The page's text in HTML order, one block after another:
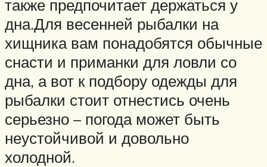
также предпочитает держаться у
дна.Для весенней рыбалки на
хищника вам понадобятся обычные
снасти и приманки для ловли со
дна, а вот к подбору одежды для
рыбалки стоит отнестись очень
серьезно – погода может быть
неустойчивой и довольно
холодной.